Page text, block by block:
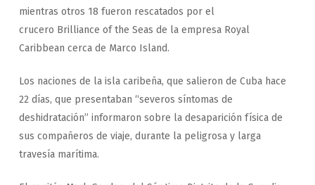
mientras otros 18 fueron rescatados por el
crucero Brilliance of the Seas de la empresa Royal
Caribbean cerca de Marco Island.
Los naciones de la isla caribeña, que salieron de Cuba hace
22 días, que presentaban “severos síntomas de
deshidratación” informaron sobre la desaparición física de
sus compañeros de viaje, durante la peligrosa y larga
travesía marítima.